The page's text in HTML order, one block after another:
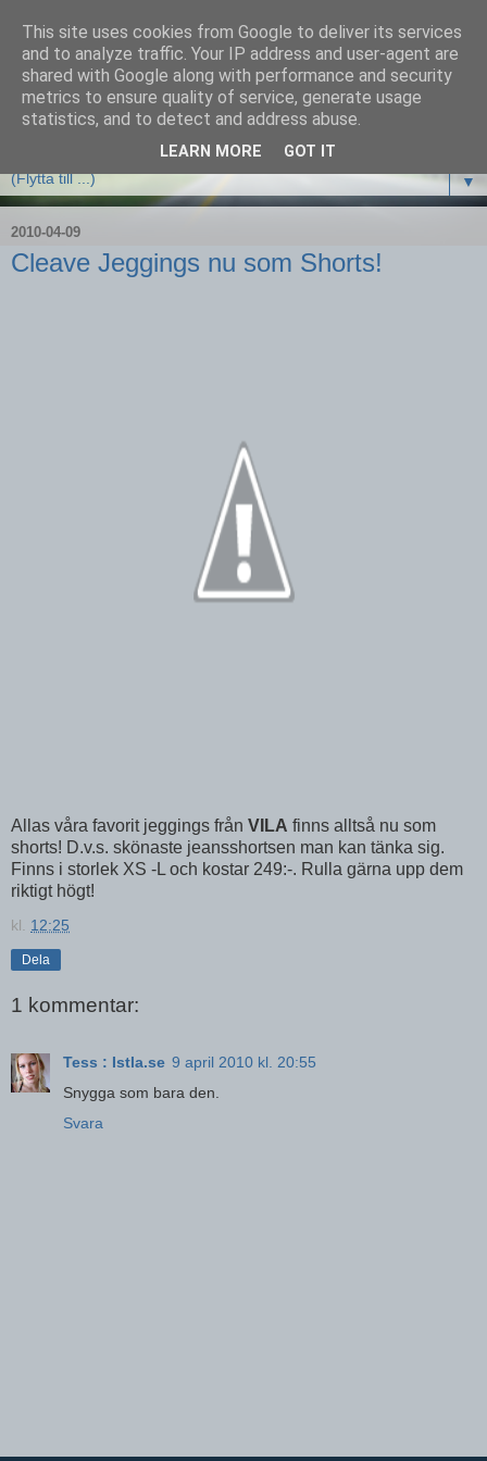
▼
2010-04-09
Cleave Jeggings nu som Shorts!
Allas våra favorit jeggings från VILA finns alltså nu som
shorts! D.v.s. skönaste jeansshortsen man kan tänka sig.
Finns i storlek XS -L och kostar 249:-. Rulla gärna upp dem
riktigt högt!
kl. 12:25
Dela
1 kommentar:
Tess : Istla.se 9 april 2010 kl. 20:55
Snygga som bara den.
Svara
This site uses cookies from Google to deliver its services
and to analyze traffic. Your IP address and user-agent are
shared with Google along with performance and security
metrics to ensure quality of service, generate usage
statistics, and to detect and address abuse.
LEARN MORE GOT IT